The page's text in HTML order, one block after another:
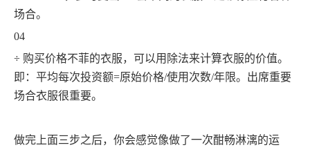
场合。
04
÷ 购买价格不菲的衣服，可以用除法来计算衣服的价值。
即：平均每次投资额=原始价格/使用次数/年限。出席重要
场合衣服很重要。
做完上面三步之后，你会感觉像做了一次酣畅淋漓的运